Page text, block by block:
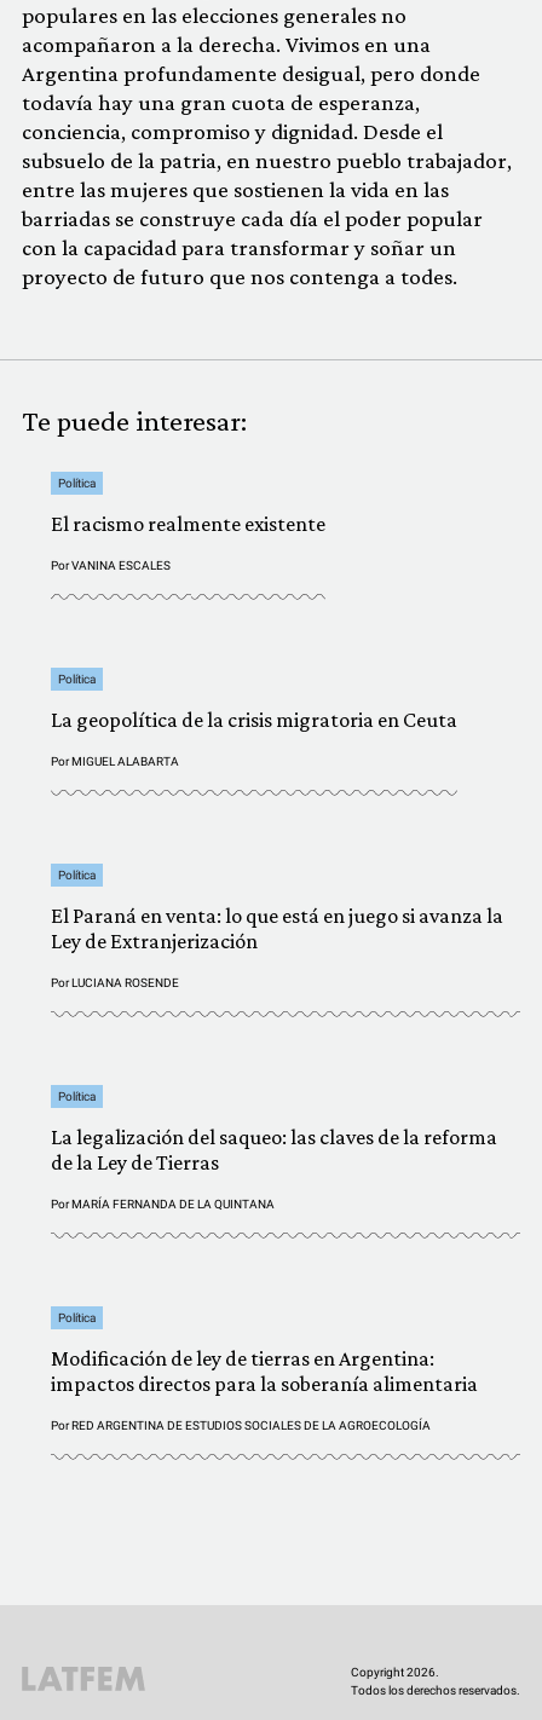
populares en las elecciones generales no
acompañaron a la derecha. Vivimos en una
Argentina profundamente desigual, pero donde
todavía hay una gran cuota de esperanza,
conciencia, compromiso y dignidad. Desde el
subsuelo de la patria, en nuestro pueblo trabajador,
entre las mujeres que sostienen la vida en las
barriadas se construye cada día el poder popular
con la capacidad para transformar y soñar un
proyecto de futuro que nos contenga a todes.
Te puede interesar:
Política
El racismo realmente existente
PorVANINA ESCALES
Política
La geopolítica de la crisis migratoria en Ceuta
PorMIGUEL ALABARTA
Política
El Paraná en venta: lo que está en juego si avanza la
Ley de Extranjerización
PorLUCIANA ROSENDE
Política
La legalización del saqueo: las claves de la reforma
de la Ley de Tierras
PorMARÍA FERNANDA DE LA QUINTANA
Política
Modificación de ley de tierras en Argentina:
impactos directos para la soberanía alimentaria
PorRED ARGENTINA DE ESTUDIOS SOCIALES DE LA AGROECOLOGÍA
Copyright 2026.
Todos los derechos reservados.